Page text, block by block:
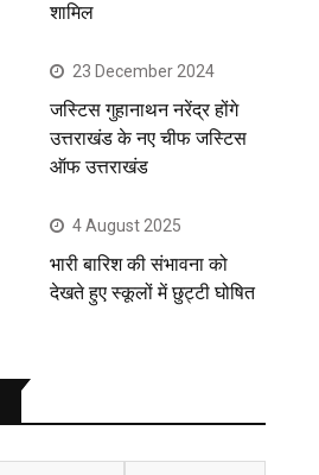
शामिल
23 December 2024
जस्टिस गुहानाथन नरेंद्र होंगे
उत्तराखंड के नए चीफ जस्टिस
ऑफ उत्तराखंड
4 August 2025
भारी बारिश की संभावना को
देखते हुए स्कूलों में छुट्टी घोषित